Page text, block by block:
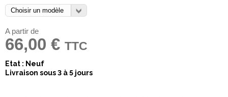
A partir de
66,00 € TTC
Etat : Neuf
Livraison sous 3 à 5 jours